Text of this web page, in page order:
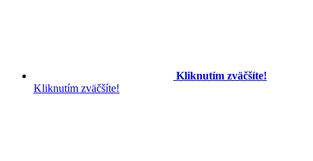
Kliknutím zväčšíte!
Kliknutím zväčšíte!